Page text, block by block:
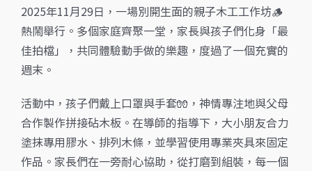
2025年11月29日，一場別開生面的親子木工工作坊🪵
熱鬧舉行。多個家庭齊聚一堂，家長與孩子們化身「最
佳拍檔」，共同體驗動手做的樂趣，度過了一個充實的
週末。
活動中，孩子們戴上口罩與手套🧤，神情專注地與父母
合作製作拼接砧木板。在導師的指導下，大小朋友合力
塗抹專用膠水、排列木條，並學習使用專業夾具來固定
作品。家長們在一旁耐心協助，從打磨到組裝，每一個